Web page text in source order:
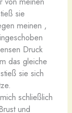
sie
meinen ,
Druck
das gleiche
sie sich
schließlich
und